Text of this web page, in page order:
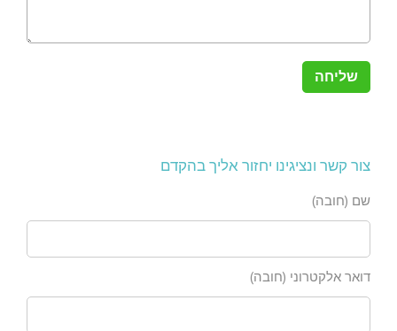
צור קשר ונציגינו יחזור אליך בהקדם
שם (חובה)
דואר אלקטרוני (חובה)